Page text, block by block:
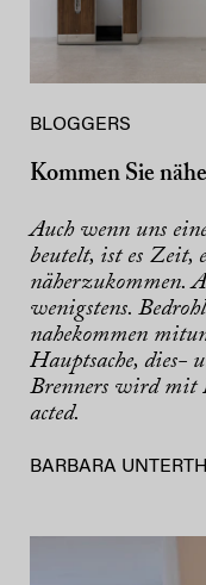
BLOGGERS
Kommen Sie
Auch wenn uns
beutelt, ist es Zeit,
näherzukommen.
wenigstens.
nahekommen
Hauptsache, dies-
Brenners wird mit
acted.
BARBARA